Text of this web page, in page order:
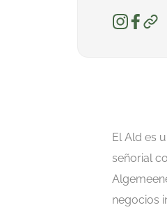
El Ald es
señorial
negocios